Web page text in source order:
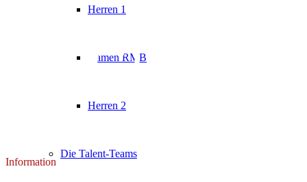
Herren 1
Damen RMB
Herren 2
Die Talent-Teams
U8-Mix
Information